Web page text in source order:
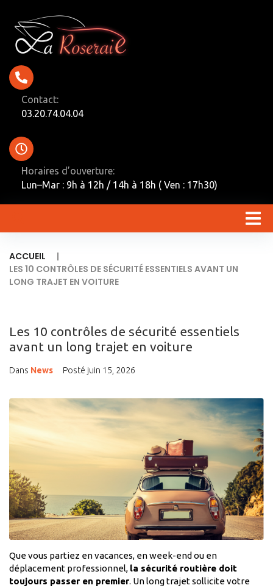
Contact:
03.20.74.04.04
Horaires d’ouverture:
Lun–Mar : 9h à 12h / 14h à 18h ( Ven : 17h30)
ACCUEIL
|
LES 10 CONTRÔLES DE SÉCURITÉ ESSENTIELS AVANT UN
LONG TRAJET EN VOITURE
Les 10 contrôles de sécurité essentiels
avant un long trajet en voiture
Dans News Posté juin 15, 2026
Que vous partiez en vacances, en week-end ou en
déplacement professionnel, la sécurité routière doit
toujours passer en premier. Un long trajet sollicite votre